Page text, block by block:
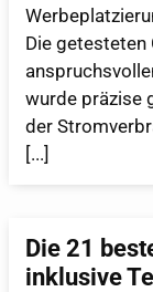
Die getesteten
wurde präzise
der
[...]
Die 21
inklusive